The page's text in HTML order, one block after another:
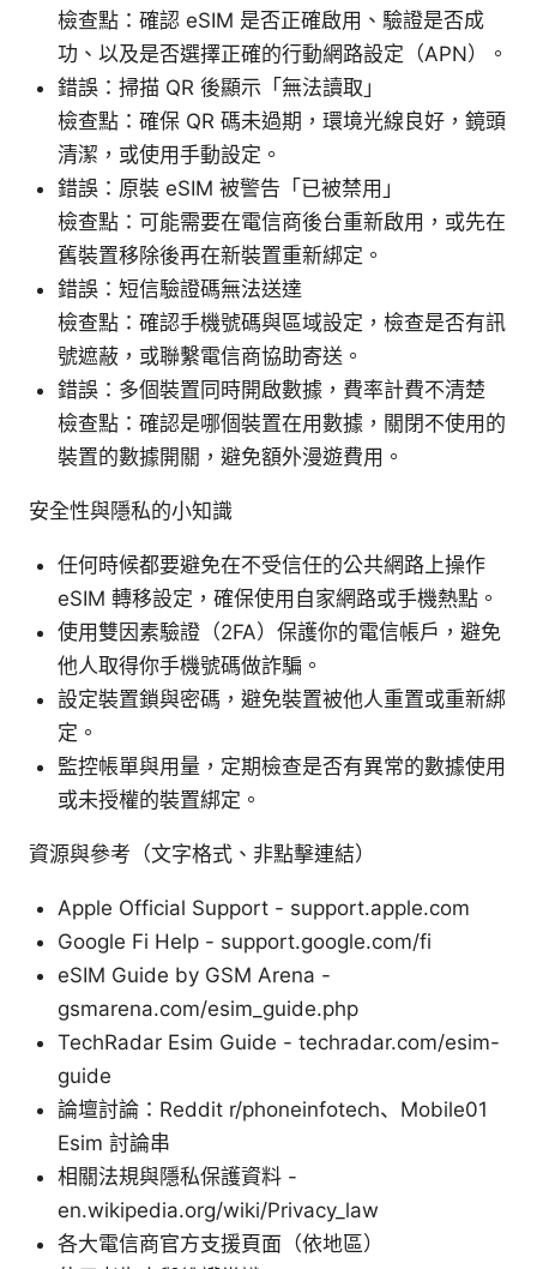
檢查點：確認 eSIM 是否正確啟用、驗證是否成
功、以及是否選擇正確的行動網路設定（APN）。
錯誤：掃描 QR 後顯示「無法讀取」
檢查點：確保 QR 碼未過期，環境光線良好，鏡頭
清潔，或使用手動設定。
錯誤：原裝 eSIM 被警告「已被禁用」
檢查點：可能需要在電信商後台重新啟用，或先在
舊裝置移除後再在新裝置重新綁定。
錯誤：短信驗證碼無法送達
檢查點：確認手機號碼與區域設定，檢查是否有訊
號遮蔽，或聯繫電信商協助寄送。
錯誤：多個裝置同時開啟數據，費率計費不清楚
檢查點：確認是哪個裝置在用數據，關閉不使用的
裝置的數據開關，避免額外漫遊費用。
安全性與隱私的小知識
任何時候都要避免在不受信任的公共網路上操作
eSIM 轉移設定，確保使用自家網路或手機熱點。
使用雙因素驗證（2FA）保護你的電信帳戶，避免
他人取得你手機號碼做詐騙。
設定裝置鎖與密碼，避免裝置被他人重置或重新綁
定。
監控帳單與用量，定期檢查是否有異常的數據使用
或未授權的裝置綁定。
資源與參考（文字格式、非點擊連結）
Apple Official Support - support.apple.com
Google Fi Help - support.google.com/fi
eSIM Guide by GSM Arena -
gsmarena.com/esim_guide.php
TechRadar Esim Guide - techradar.com/esim-
guide
論壇討論：Reddit r/phoneinfotech、Mobile01
Esim 討論串
相關法規與隱私保護資料 -
en.wikipedia.org/wiki/Privacy_law
各大電信商官方支援頁面（依地區）